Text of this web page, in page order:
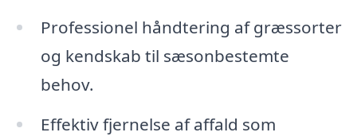
Professionel håndtering af græssorter
og kendskab til sæsonbestemte
behov.
Effektiv fjernelse af affald som